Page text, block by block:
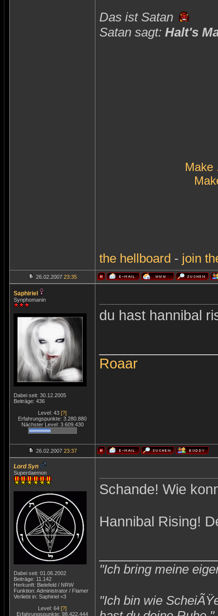
Das ist Satan
Satan sagt: Halt's
Make
the hellboard - join
26.02.2007 23:35
Saphiriel
Synphomanin
Dabei seit: 30.12.2005
Beiträge: 436
Level: 43 [?]
Erfahrungspunkte: 3.280.880
Nächster Level: 3.609.430
du hast hannibal
Roaar
26.02.2007 23:37
Lord Syn
Superdaemon
Dabei seit: 01.06.2002
Beiträge: 11.142
Herkunft: Bielefeld / NRW
Funktion: Administrator / Flamer
Verliebt in: Saphiriel <3
Level: 64 [?]
Erfahrungspunkte: 98.422.444
Schande! Wie
Hannibal Rising!
"Ich bring meine
"Ich bin wie